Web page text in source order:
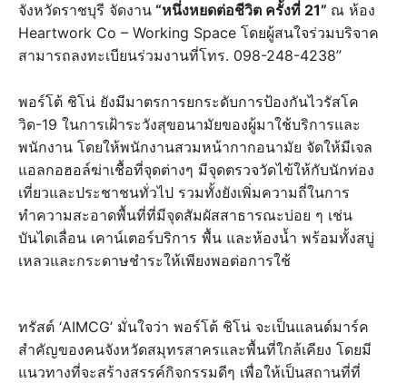
จังหวัดราชบุรี จัดงาน “หนึ่งหยดต่อชีวิต ครั้งที่ 21” ณ ห้อง
Heartwork Co – Working Space โดยผู้สนใจร่วมบริจาค
สามารถลงทะเบียนร่วมงานที่โทร. 098-248-4238”
พอร์โต้ ชิโน่ ยังมีมาตรการยกระดับการป้องกันไวรัสโค
วิด-19 ในการเฝ้าระวังสุขอนามัยของผู้มาใช้บริการและ
พนักงาน โดยให้พนักงานสวมหน้ากากอนามัย จัดให้มีเจล
แอลกอฮอล์ฆ่าเชื้อที่จุดต่างๆ มีจุดตรวจวัดไข้ให้กับนักท่อง
เที่ยวและประชาชนทั่วไป รวมทั้งยังเพิ่มความถี่ในการ
ทำความสะอาดพื้นที่ที่มีจุดสัมผัสสาธารณะบ่อย ๆ เช่น
บันไดเลื่อน เคาน์เตอร์บริการ พื้น และห้องน้ำ พร้อมทั้งสบู่
เหลวและกระดาษชำระให้เพียงพอต่อการใช้
ทรัสต์ ‘AIMCG’ มั่นใจว่า พอร์โต้ ชิโน่ จะเป็นแลนด์มาร์ค
สำคัญของคนจังหวัดสมุทรสาครและพื้นที่ใกล้เคียง โดยมี
แนวทางที่จะสร้างสรรค์กิจกรรมดีๆ เพื่อให้เป็นสถานที่ที่